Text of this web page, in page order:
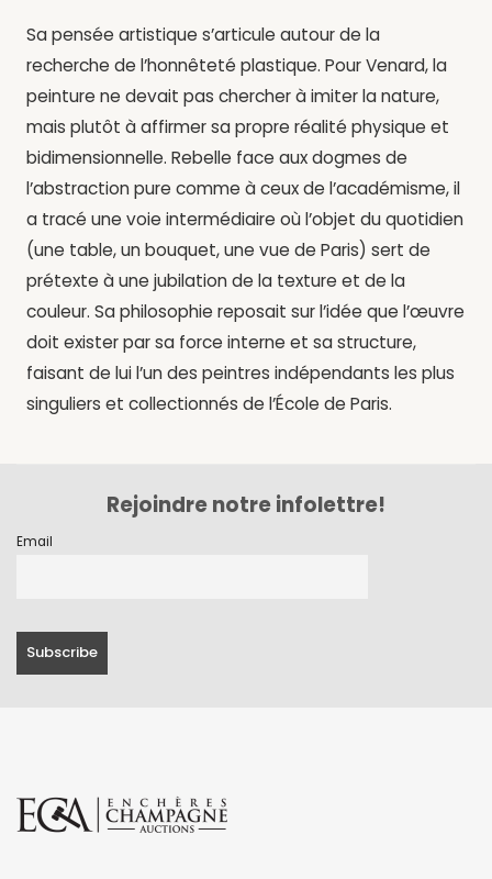
Sa pensée artistique s’articule autour de la
recherche de l’honnêteté plastique. Pour Venard, la
peinture ne devait pas chercher à imiter la nature,
mais plutôt à affirmer sa propre réalité physique et
bidimensionnelle. Rebelle face aux dogmes de
l’abstraction pure comme à ceux de l’académisme, il
a tracé une voie intermédiaire où l’objet du quotidien
(une table, un bouquet, une vue de Paris) sert de
prétexte à une jubilation de la texture et de la
couleur. Sa philosophie reposait sur l’idée que l’œuvre
doit exister par sa force interne et sa structure,
faisant de lui l’un des peintres indépendants les plus
singuliers et collectionnés de l’École de Paris.
Rejoindre notre infolettre!
Email